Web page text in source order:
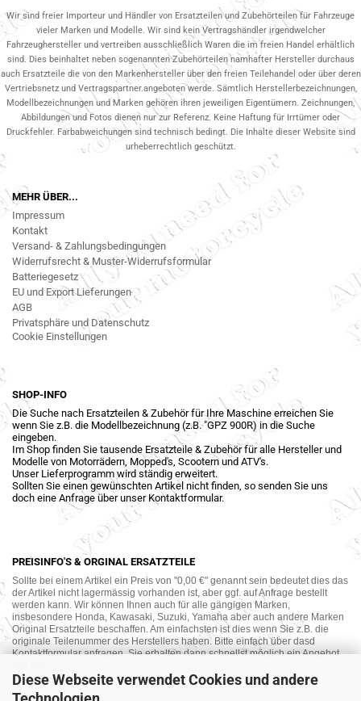
Diese Webseite verwendet Cookies und andere
Wir sind freier Importeur und Händler von Ersatzteilen und Zubehörteilen für Fahrzeuge
vieler Marken und Modelle. Wir sind kein Vertragshändler irgendwelcher
Fahrzeughersteller und vertreiben ausschließlich Waren die im freien Handel erhältlich
sind. Dies beinhaltet neben sogenannten Zubehörteilen namhafter Hersteller durchaus
auch Ersatzteile die von den Markenhersteller über den freien Teilehandel oder über deren
Vertriebsnetz und Vertragspartner.angeboten werde. Sämtlich Herstellerbezeichnungen,
Modellbezeichnungen und Marken gehören ihren jeweiligen Eigentümern. Zeichnungen,
Abbildungen und Fotos dienen nur zur Referenz. Keine Haftung für Irrtümer oder
Druckfehler. Farbabweichungen sind technisch bedingt. Die Inhalte dieser Website sind
urheberrechtlich geschützt.
MEHR ÜBER...
Impressum
Kontakt
Versand- & Zahlungsbedingungen
Widerrufsrecht & Muster-Widerrufsformular
Batteriegesetz
EU und Export Lieferungen
AGB
Privatsphäre und Datenschutz
Cookie Einstellungen
SHOP-INFO
Die Suche nach Ersatzteilen & Zubehör für Ihre Maschine erreichen Sie
wenn Sie z.B. die Modellbezeichnung (z.B. "GPZ 900R) in die Suche
eingeben.
Im Shop finden Sie tausende Ersatzteile & Zubehör für alle Hersteller und
Modelle von Motorrädern, Mopped's, Scootern und ATV's.
Unser Lieferprogramm wird ständig erweitert.
Sollten Sie einen gewünschten Artikel nicht finden, so senden Sie uns
doch eine Anfrage über unser Kontaktformular.
PREISINFO'S & ORGINAL ERSATZTEILE
Sollte bei einem Artikel ein Preis von "0,00 €" genannt sein bedeutet dies das
der Artikel nicht lagermässig vorhanden ist, aber ggf. auf Anfrage bestellt
werden kann. Wir können Ihnen auch für alle gängigen Marken,
insbesondere Honda, Kawasaki, Suzuki, Yamaha aber auch andere Marken
Original Ersatzteile beschaffen. Am einfachsten ist dies wenn Sie z.B. die
originale Teilenummer des Herstellers haben. Bitte einfach über dasd
Kontaktformular anfragen. Sie erhalten dann schnellst möglich ein Angebot